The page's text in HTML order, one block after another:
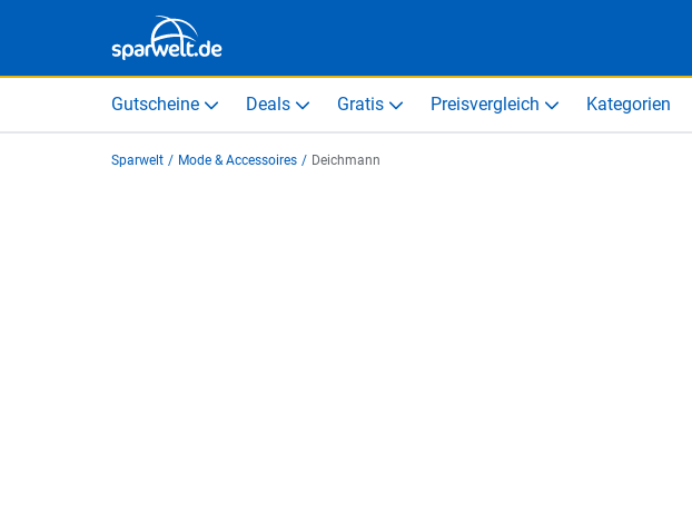
Gutscheine Deals Gratis Preisvergleich Kategorien
Sparwelt / Mode & Accessoires / Deichmann